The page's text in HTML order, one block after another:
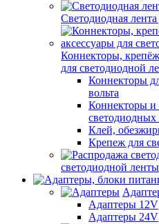
Светодиодная
Коннекторы,
для светодиодной
Коннекторы
вольта
Коннекторы
светодиодных
Клей,
Крепеж для
светодиодной ленты
Адаптеры 12V
Адаптеры 24V